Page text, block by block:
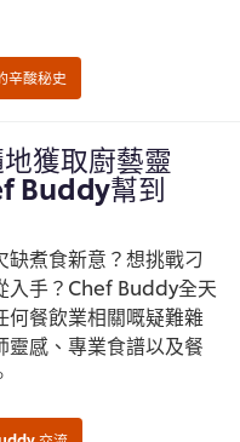
獲取廚藝靈
Buddy幫到
缺煮食新意？想挑戰刁
入手？Chef Buddy全天
何餐飲業相關嘅疑難雜
靈感、專業食譜以及餐